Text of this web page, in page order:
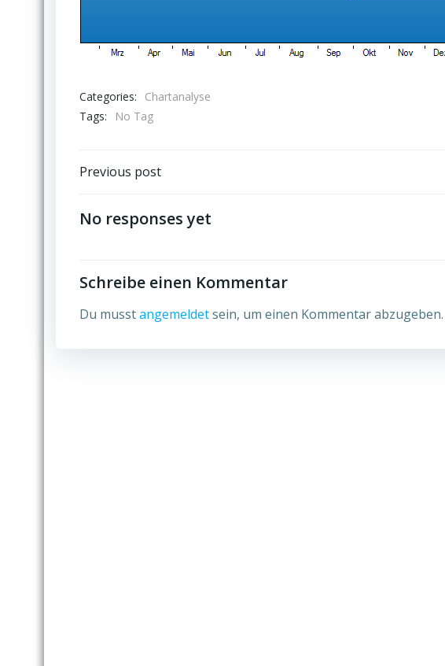
Categories:
Chartanalyse
Tags:
No Tag
Post
navigation
Previous post
No responses yet
Schreibe einen Kommentar
Du musstangemeldetsein, um einen Kommentar abzugeben.